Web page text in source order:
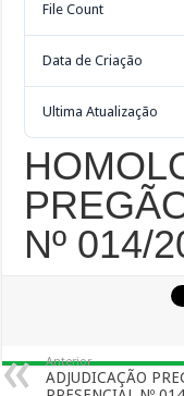
File Count
Data de Criação
Ultima Atualização
Nº 014/
Anterior
ADJUDICAÇÃO